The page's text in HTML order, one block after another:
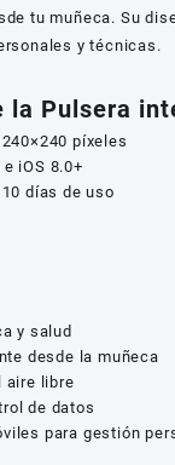
tu muñeca. Su
y técnicas.
la Pulsera
píxeles
iOS 8.0+
días de uso
y salud
desde la muñeca
aire libre
de datos
para gestión